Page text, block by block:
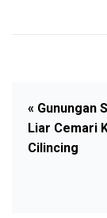
« Gunungan
Liar Cemari
Cilincing